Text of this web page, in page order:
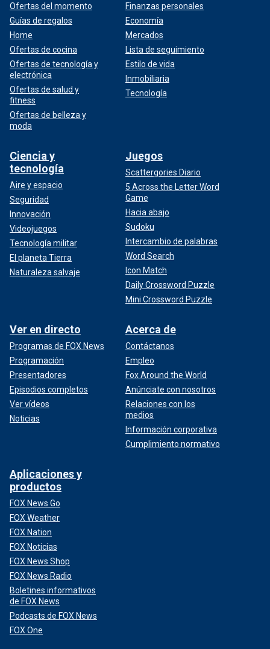
Ofertas del momento
Guías de regalos
Home
Ofertas de cocina
Ofertas de tecnología y
electrónica
Ofertas de salud y
fitness
Ofertas de belleza y
moda
Finanzas personales
Economía
Mercados
Lista de seguimiento
Estilo de vida
Inmobiliaria
Tecnología
Ciencia y
tecnología
Aire y espacio
Seguridad
Innovación
Videojuegos
Tecnología militar
El planeta Tierra
Naturaleza salvaje
Juegos
Scattergories Diario
5 Across the Letter Word
Game
Hacia abajo
Sudoku
Intercambio de palabras
Word Search
Icon Match
Daily Crossword Puzzle
Mini Crossword Puzzle
Ver en directo
Programas de FOX News
Programación
Presentadores
Episodios completos
Ver vídeos
Noticias
Acerca de
Contáctanos
Empleo
Fox Around the World
Anúnciate con nosotros
Relaciones con los
medios
Información corporativa
Cumplimiento normativo
Aplicaciones y
productos
FOX News Go
FOX Weather
FOX Nation
FOX Noticias
FOX News Shop
FOX News Radio
Boletines informativos
de FOX News
Podcasts de FOX News
FOX One